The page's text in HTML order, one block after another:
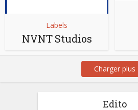
Labels
NVNT Studios
Charger plus
Edito